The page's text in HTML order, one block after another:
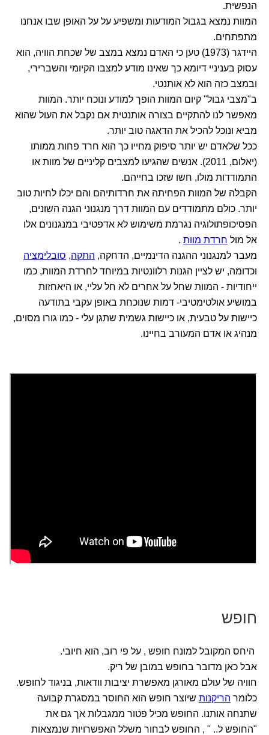
הנפשית.
המוות נמצא בגבול המודעות ומשפיע על על האופן שבו אנחנו
מתפתחים.
היידגר (1973) טען כי האדם נמצא במצב של שכחת הוויה, הוא
עסוק בעניניי דיומא כך שאינו מודע למצבו הקיומי והשברירי,
ובמצב כזה הוא לא אותנטי.
ב"מצבי גבול" קיום המוות הופך למודע ונוכח יותר. המוות
מאפשר לנו להתקיים בצורה אותנטית אם נקבל את העול שהוא
מביא ונוכל להכיל את הדאגה טוב יותר.
ככל שלאדם יש יותר סיפוק מחייו כך הוא חרד פחות ממותו
(יאלום, 2011). אנשים שהגיעו למצבים קליניים של מוות או
התמודדות מולו, חשו שזכו בחייהם.
הקבלה של המוות הפחיתה את חרדותיהם והם יכלו לחיות טוב
יותר. כולם מתמודדים עם המוות דרך מנגנוני הגנה השונים,
הפסיכופתולוגיה נגרמת משימוש לא אדפטיבי במנגנונים אלו
אל מול חרדת מוות .
מעבר למנגנוני ההגנה הדינמיים, הדחקה, התקה, סובלימציה
וכדומה, יש לציין הגנות רלוונטיות במיוחד לחרדת המוות, כמו
ייחודיות - המוות שחל על אחרים לא חל עליי, או היאחזות
במושיע אולטימטיבי- דמות שנוכחת באופן עקבי בתודעה
כיישות על טבעית, או כיישות גשמית שתגן עלי - כמו גורו מסוים,
מנהיג או אדם המעורב בחיינו.
חופש
היחס המקובל למונח חופש , על פי רוב, הוא חיובי.
אבל כאן מדובר בחופש במובן של ריק.
חוויה של עולם מאורגן מאפשרת יציבות וודאות, בניגוד לחופש.
כלומר הריקנות שיוצר חופש הוא החוסר במסגרת קבועה
שתנחה אותנו. החופש מכיל פטור ממגבלות אך גם את
"החופש ל.. " , החופש לבחור משלל האפשרויות שנמצאות